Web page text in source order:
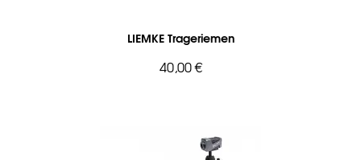
LIEMKE Trageriemen
40,00 €